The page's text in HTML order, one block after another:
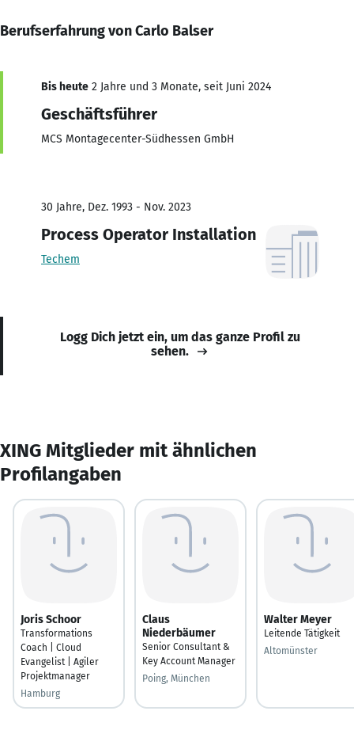
Berufserfahrung von Carlo Balser
Bis heute 2 Jahre und 3 Monate, seit Juni 2024
Geschäftsführer
MCS Montagecenter-Südhessen GmbH
30 Jahre, Dez. 1993 - Nov. 2023
Process Operator Installation
Techem
Logg Dich jetzt ein, um das ganze Profil zu
sehen.
XING Mitglieder mit ähnlichen
Profilangaben
Joris Schoor
Transformations
Coach | Cloud
Evangelist | Agiler
Projektmanager
Hamburg
Claus
Niederbäumer
Senior Consultant &
Key Account Manager
Poing, München
Walter Meyer
Leitende Tätigkeit
Altomünster